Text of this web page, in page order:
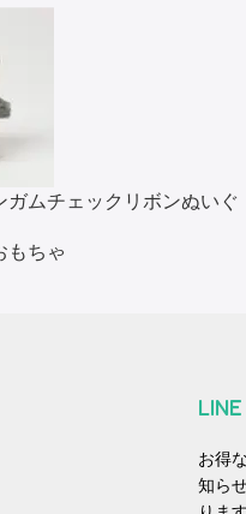
ガムチェックリボンぬいぐ
もちゃ
LINE
お得
知ら